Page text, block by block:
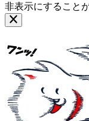
非表示にすること